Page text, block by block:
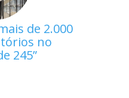
de 2.000
no
245